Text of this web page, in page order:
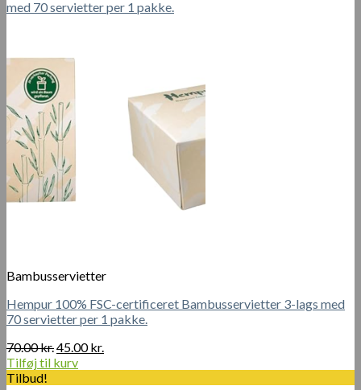
150.00 kr..100.00 kr..
Bambusservietter
Hempur 100% FSC-certificeret Bambusservietter 3-lags med
70 servietter per 1 pakke.
70.00kr.Den
oprindelige
45.00kr.
Tilføj til kurv
Tilbud!